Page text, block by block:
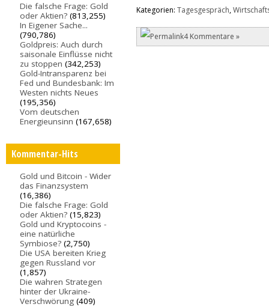
Die falsche Frage: Gold
oder Aktien? (813,255)
In Eigener Sache...
(790,786)
Goldpreis: Auch durch
saisonale Einflüsse nicht
zu stoppen (342,253)
Gold-Intransparenz bei
Fed und Bundesbank: Im
Westen nichts Neues
(195,356)
Vom deutschen
Energieunsinn (167,658)
Kommentar-Hits
Gold und Bitcoin - Wider
das Finanzsystem
(16,386)
Die falsche Frage: Gold
oder Aktien? (15,823)
Gold und Kryptocoins -
eine natürliche
Symbiose? (2,750)
Die USA bereiten Krieg
gegen Russland vor
(1,857)
Die wahren Strategen
hinter der Ukraine-
Verschwörung (409)
Kategorien:Tagesgespräch,
4 Kommentare »